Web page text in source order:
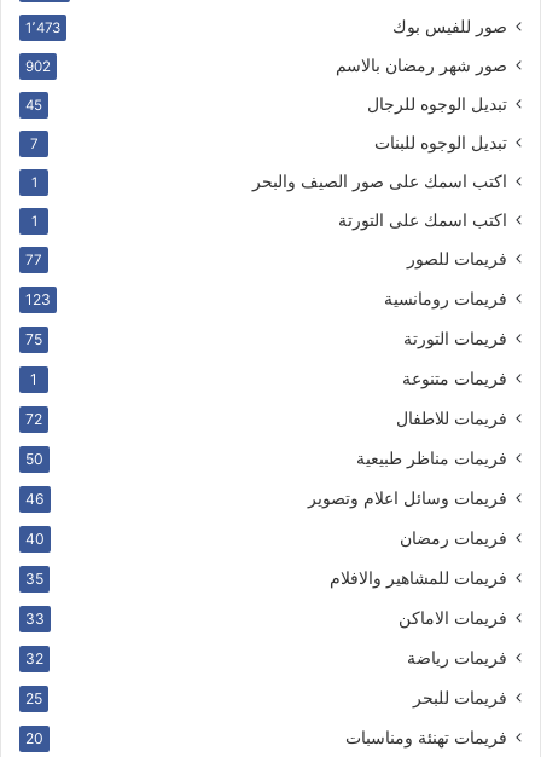
صور للفيس بوك 1٬473
صور شهر رمضان بالاسم 902
تبديل الوجوه للرجال 45
تبديل الوجوه للبنات 7
اكتب اسمك على صور الصيف والبحر 1
اكتب اسمك على التورتة 1
فريمات للصور 77
فريمات رومانسية 123
فريمات التورتة 75
فريمات متنوعة 1
فريمات للاطفال 72
فريمات مناظر طبيعية 50
فريمات وسائل اعلام وتصوير 46
فريمات رمضان 40
فريمات للمشاهير والافلام 35
فريمات الاماكن 33
فريمات رياضة 32
فريمات للبحر 25
فريمات تهنئة ومناسبات 20